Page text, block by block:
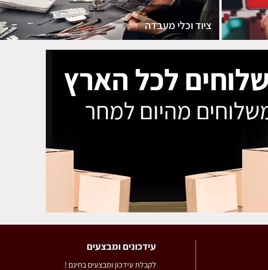
ציוד וכלי מעבדה
עידכונים ומבצעים
לקבלת עידכון ומבצעים בחינם !